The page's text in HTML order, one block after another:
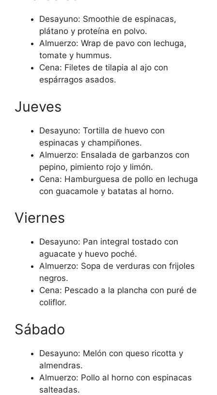
Desayuno: Smoothie de espinacas,
plátano y proteína en polvo.
Almuerzo: Wrap de pavo con lechuga,
tomate y hummus.
Cena: Filetes de tilapia al ajo con
espárragos asados.
Jueves
Desayuno: Tortilla de huevo con
espinacas y champiñones.
Almuerzo: Ensalada de garbanzos con
pepino, pimiento rojo y limón.
Cena: Hamburguesa de pollo en lechuga
con guacamole y batatas al horno.
Viernes
Desayuno: Pan integral tostado con
aguacate y huevo poché.
Almuerzo: Sopa de verduras con frijoles
negros.
Cena: Pescado a la plancha con puré de
coliflor.
Sábado
Desayuno: Melón con queso ricotta y
almendras.
Almuerzo: Pollo al horno con espinacas
salteadas.